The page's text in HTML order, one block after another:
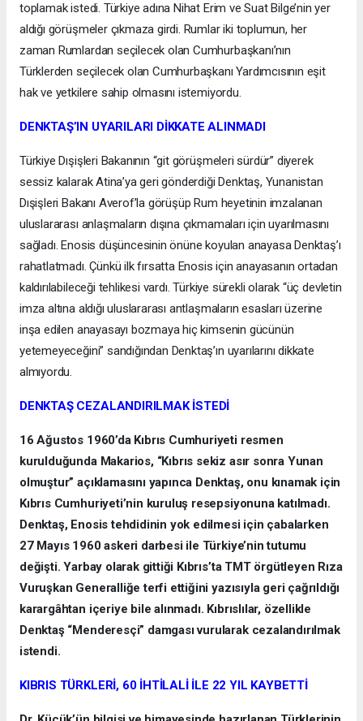
toplamak istedi. Türkiye adına Nihat Erim ve Suat Bilge’nin yer
aldığı görüşmeler çıkmaza girdi. Rumlar iki toplumun, her
zaman Rumlardan seçilecek olan Cumhurbaşkanı’nın
Türklerden seçilecek olan Cumhurbaşkanı Yardımcısının eşit
hak ve yetkilere sahip olmasını istemiyordu.
DENKTAŞ’IN UYARILARI DİKKATE ALINMADI
Türkiye Dışişleri Bakanının “git görüşmeleri sürdür” diyerek
sessiz kalarak Atina’ya geri gönderdiği Denktaş, Yunanistan
Dışişleri Bakanı Averof’la görüşüp Rum heyetinin imzalanan
uluslararası anlaşmaların dışına çıkmamaları için uyarılmasını
sağladı. Enosis düşüncesinin önüne koyulan anayasa Denktaş’ı
rahatlatmadı. Çünkü ilk fırsatta Enosis için anayasanın ortadan
kaldırılabileceği tehlikesi vardı. Türkiye sürekli olarak “üç devletin
imza altına aldığı uluslararası antlaşmaların esasları üzerine
inşa edilen anayasayı bozmaya hiç kimsenin gücünün
yetemeyeceğini” sandığından Denktaş’ın uyarılarını dikkate
almıyordu.
DENKTAŞ CEZALANDIRILMAK İSTEDİ
16 Ağustos 1960’da Kıbrıs Cumhuriyeti resmen
kurulduğunda Makarios, “Kıbrıs sekiz asır sonra Yunan
olmuştur” açıklamasını yapınca Denktaş, onu kınamak için
Kıbrıs Cumhuriyeti’nin kuruluş resepsiyonuna katılmadı.
Denktaş, Enosis tehdidinin yok edilmesi için çabalarken
27 Mayıs 1960 askeri darbesi ile Türkiye’nin tutumu
değişti. Yarbay olarak gittiği Kıbrıs’ta TMT örgütleyen Rıza
Vuruşkan Generalliğe terfi ettiğini yazısıyla geri çağrıldığı
karargâhtan içeriye bile alınmadı. Kıbrıslılar, özellikle
Denktaş “Menderesçi” damgası vurularak cezalandırılmak
istendi.
KIBRIS TÜRKLERİ, 60 İHTİLALİ İLE 22 YIL KAYBETTİ